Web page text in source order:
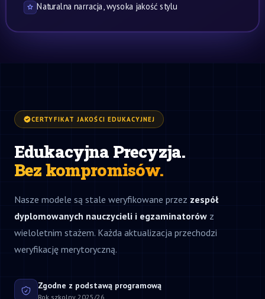
Naturalna narracja, wysoka jakość stylu
CERTYFIKAT JAKOŚCI EDUKACYJNEJ
Edukacyjna Precyzja.
Bez kompromisów.
Nasze modele są stale weryfikowane przez zespół
dyplomowanych nauczycieli i egzaminatorów z
wieloletnim stażem. Każda aktualizacja przechodzi
weryfikację merytoryczną.
Zgodne z podstawą programową
Rok szkolny 2025/26